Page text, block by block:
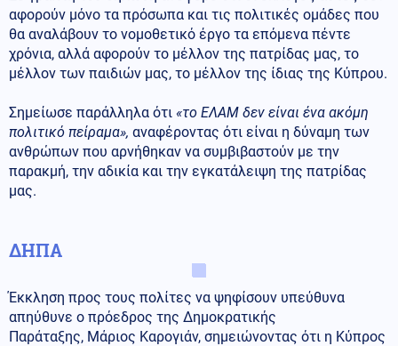
αφορούν μόνο τα πρόσωπα και τις πολιτικές ομάδες που
θα αναλάβουν το νομοθετικό έργο τα επόμενα πέντε
χρόνια, αλλά αφορούν το μέλλον της πατρίδας μας, το
μέλλον των παιδιών μας, το μέλλον της ίδιας της Κύπρου.
Σημείωσε παράλληλα ότι «το ΕΛΑΜ δεν είναι ένα ακόμη
πολιτικό πείραμα», αναφέροντας ότι είναι η δύναμη των
ανθρώπων που αρνήθηκαν να συμβιβαστούν με την
παρακμή, την αδικία και την εγκατάλειψη της πατρίδας
μας.
ΔΗΠΑ
Έκκληση προς τους πολίτες να ψηφίσουν υπεύθυνα
απηύθυνε ο πρόεδρος της Δημοκρατικής
Παράταξης, Μάριος Καρογιάν, σημειώνοντας ότι η Κύπρος